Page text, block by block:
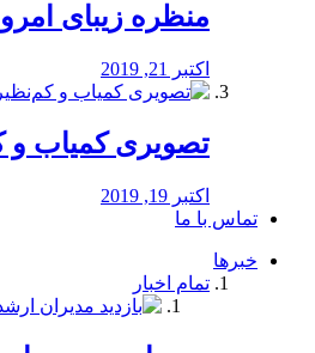
منظره‌‌ زیبای
اکتبر 21, 2019
️تصویری کمیاب و
اکتبر 19, 2019
تماس با ما
خبرها
تمام اخبار